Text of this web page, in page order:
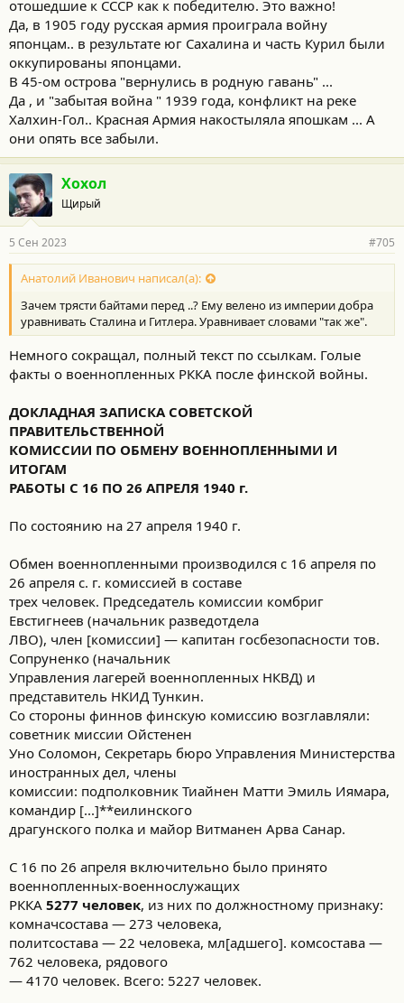
отошедшие к СССР как к победителю. Это важно!
Да, в 1905 году русская армия проиграла войну
японцам.. в результате юг Сахалина и часть Курил были
оккупированы японцами.
В 45-ом острова "вернулись в родную гавань" ...
Да , и "забытая война " 1939 года, конфликт на реке
Халхин-Гол.. Красная Армия накостыляла япошкам ... А
они опять все забыли.
Хохол
Щирый
5 Сен 2023 #705
Анатолий Иванович написал(а):
Зачем трясти байтами перед ..? Ему велено из империи добра
уравнивать Сталина и Гитлера. Уравнивает словами "так же".
Немного сокращал, полный текст по ссылкам. Голые
факты о военнопленных РККА после финской войны.
ДОКЛАДНАЯ ЗАПИСКА СОВЕТСКОЙ
ПРАВИТЕЛЬСТВЕННОЙ
КОМИССИИ ПО ОБМЕНУ ВОЕННОПЛЕННЫМИ И
ИТОГАМ
РАБОТЫ С 16 ПО 26 АПРЕЛЯ 1940 г.
По состоянию на 27 апреля 1940 г.
Обмен военнопленными производился с 16 апреля по
26 апреля с. г. комиссией в составе
трех человек. Председатель комиссии комбриг
Евстигнеев (начальник разведотдела
ЛВО), член [комиссии] — капитан госбезопасности тов.
Сопруненко (начальник
Управления лагерей военнопленных НКВД) и
представитель НКИД Тункин.
Со стороны финнов финскую комиссию возглавляли:
советник миссии Ойстенен
Уно Соломон, Секретарь бюро Управления Министерства
иностранных дел, члены
комиссии: подполковник Тиайнен Матти Эмиль Иямара,
командир [...]**еилинского
драгунского полка и майор Витманен Арва Санар.
С 16 по 26 апреля включительно было принято
военнопленных-военнослужащих
РККА 5277 человек, из них по должностному признаку:
комначсостава — 273 человека,
политсостава — 22 человека, мл[адшего]. комсостава —
762 человека, рядового
— 4170 человек. Всего: 5227 человек.